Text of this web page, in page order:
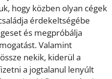
hogy közben olyan cégek
érdekeltségébe
és megpróbálja
Valamint
nekik, kiderül a
a jogtalanul lenyúlt